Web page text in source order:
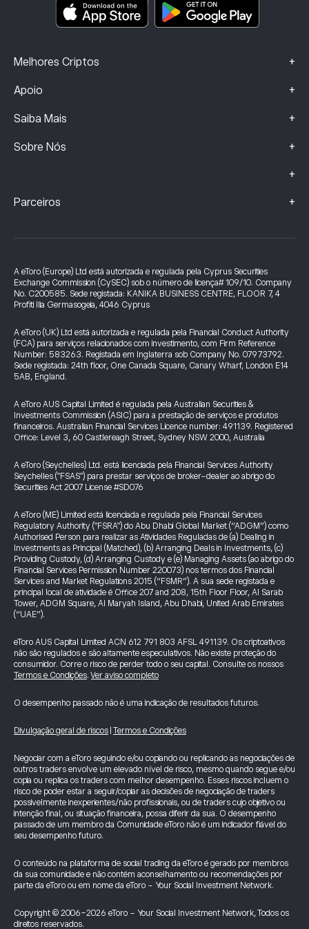
Melhores Criptos +
Apoio +
Saiba Mais +
Sobre Nós +
+
Dados sobre Queixas (Clientes FCA)
Parceiros +
A eToro (Europe) Ltd está autorizada e regulada pela Cyprus Securities
Exchange Commission (CySEC) sob o número de licença# 109/10. Company
No. C200585. Sede registada: KANIKA BUSINESS CENTRE, FLOOR 7, 4
Profiti Ilia Germasogeia, 4046 Cyprus
A eToro (UK) Ltd está autorizada e regulada pela Financial Conduct Authority
(FCA) para serviços relacionados com investimento, com Firm Reference
Number: 583263. Registada em Inglaterra sob Company No. 07973792.
Sede registada: 24th floor, One Canada Square, Canary Wharf, London E14
5AB, England.
A eToro AUS Capital Limited é regulada pela Australian Securities &
Investments Commission (ASIC) para a prestação de serviços e produtos
financeiros. Australian Financial Services Licence number: 491139. Registered
Office: Level 3, 60 Castlereagh Street, Sydney NSW 2000, Australia
A eToro (Seychelles) Ltd. está licenciada pela Financial Services Authority
Seychelles ("FSAS") para prestar serviços de broker-dealer ao abrigo do
Securities Act 2007 License #SD076
A eToro (ME) Limited está licenciada e regulada pela Financial Services
Regulatory Authority ("FSRA") do Abu Dhabi Global Market (“ADGM”) como
Authorised Person para realizar as Atividades Reguladas de (a) Dealing in
Investments as Principal (Matched), (b) Arranging Deals in Investments, (c)
Providing Custody, (d) Arranging Custody e (e) Managing Assets (ao abrigo do
Financial Services Permission Number 220073) nos termos dos Financial
Services and Market Regulations 2015 (“FSMR”). A sua sede registada e
principal local de atividade é Office 207 and 208, 15th Floor Floor, Al Sarab
Tower, ADGM Square, Al Maryah Island, Abu Dhabi, United Arab Emirates
(“UAE”).
eToro AUS Capital Limited ACN 612 791 803 AFSL 491139. Os criptoativos
não são regulados e são altamente especulativos. Não existe proteção do
consumidor. Corre o risco de perder todo o seu capital. Consulte os nossos
Termos e Condições.Ver aviso completo
O desempenho passado não é uma indicação de resultados futuros.
Divulgação geral de riscos Termos e Condições
Negociar com a eToro seguindo e/ou copiando ou replicando as negociações de
outros traders envolve um elevado nível de risco, mesmo quando segue e/ou
copia ou replica os traders com melhor desempenho. Esses riscos incluem o
risco de poder estar a seguir/copiar as decisões de negociação de traders
possivelmente inexperientes/não profissionais, ou de traders cujo objetivo ou
intenção final, ou situação financeira, possa diferir da sua. O desempenho
passado de um membro da Comunidade eToro não é um indicador fiável do
seu desempenho futuro.
O conteúdo na plataforma de social trading da eToro é gerado por membros
da sua comunidade e não contém aconselhamento ou recomendações por
parte da eToro ou em nome da eToro - Your Social Investment Network.
Copyright © 2006-2026 eToro - Your Social Investment Network, Todos os
direitos reservados.